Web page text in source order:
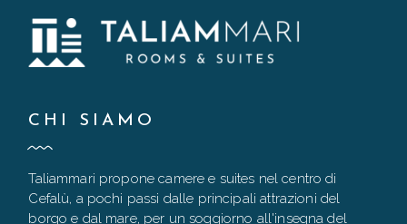
CHI SIAMO
Taliammari propone camere e suites nel centro di
Cefalù, a pochi passi dalle principali attrazioni del
borgo e dal mare, per un soggiorno all'insegna del